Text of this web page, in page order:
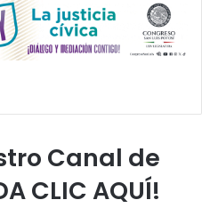
Canal de
CLIC AQUÍ!